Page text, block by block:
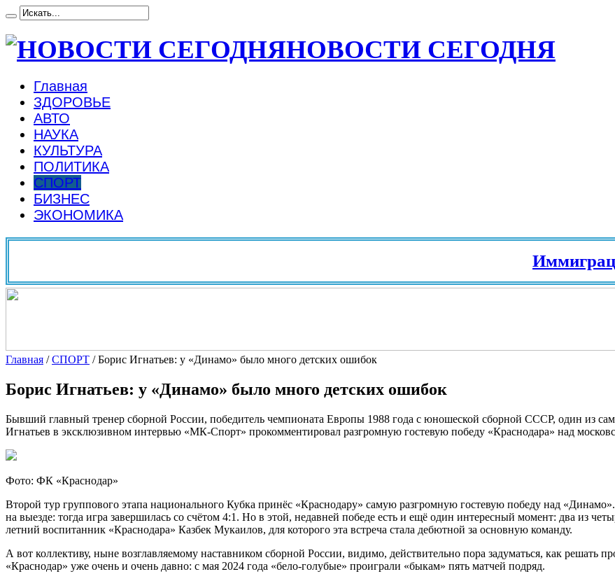
НОВОСТИ СЕГОДНЯ
Главная
ЗДОРОВЬЕ
АВТО
НАУКА
КУЛЬТУРА
ПОЛИТИКА
СПОРТ
БИЗНЕС
ЭКОНОМИКА
Иммиграция
Главная /СПОРТ /Борис Игнатьев: у «Динамо» было много детских ошибок
Борис Игнатьев: у «Динамо» было много детских ошибок
Бывший главный тренер сборной России, победитель чемпионата Европы 1988 года с юношеской сборной СССР, один из
Игнатьев в эксклюзивном интервью «МК-Спорт» прокомментировал разгромную гостевую победу «Краснодара» над
Фото: ФК «Краснодар»
Второй тур группового этапа национального Кубка принёс «Краснодару» самую разгромную гостевую победу над
на выезде: тогда игра завершилась со счётом 4:1. Но в этой, недавней победе есть и ещё один интересный момент: два из
летний воспитанник «Краснодара» Казбек Мукаилов, для которого эта встреча стала дебютной за основную команду.
А вот коллективу, ныне возглавляемому наставником сборной России, видимо, действительно пора задуматься, как
«Краснодар» уже очень и очень давно: с мая 2024 года «бело-голубые» проиграли «быкам» пять матчей подряд.